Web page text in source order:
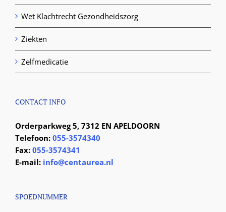
Wet Klachtrecht Gezondheidszorg
Ziekten
Zelfmedicatie
CONTACT INFO
Orderparkweg 5, 7312 EN APELDOORN
Telefoon: 055-3574340
Fax: 055-3574341
E-mail: info@centaurea.nl
SPOEDNUMMER